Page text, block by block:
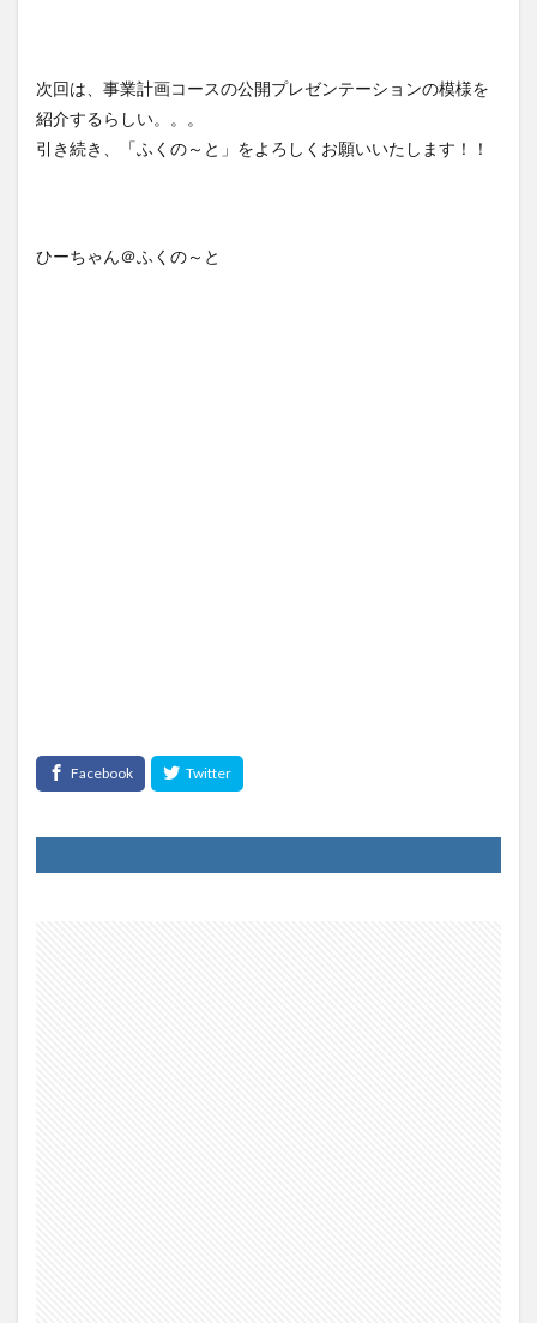
次回は、事業計画コースの公開プレゼンテーションの模様を
紹介するらしい。。。
引き続き、「ふくの～と」をよろしくお願いいたします！！
ひーちゃん＠ふくの～と